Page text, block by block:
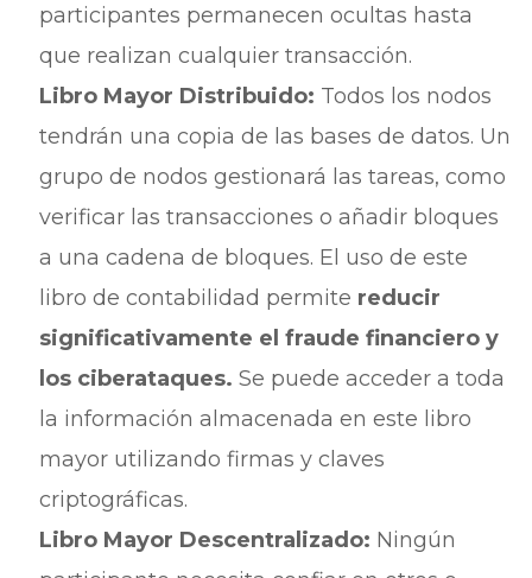
participantes permanecen ocultas hasta
que realizan cualquier transacción.
Libro Mayor Distribuido: Todos los nodos
tendrán una copia de las bases de datos. Un
grupo de nodos gestionará las tareas, como
verificar las transacciones o añadir bloques
a una cadena de bloques. El uso de este
libro de contabilidad permite reducir
significativamente el fraude financiero y
los ciberataques. Se puede acceder a toda
la información almacenada en este libro
mayor utilizando firmas y claves
criptográficas.
Libro Mayor Descentralizado: Ningún